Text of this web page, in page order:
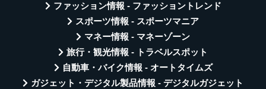
ファッション情報 - ファッショントレンド
スポーツ情報 - スポーツマニア
マネー情報 - マネーゾーン
旅行・観光情報 - トラベルスポット
自動車・バイク情報 - オートタイムズ
ガジェット・デジタル製品情報 - デジタルガジェット